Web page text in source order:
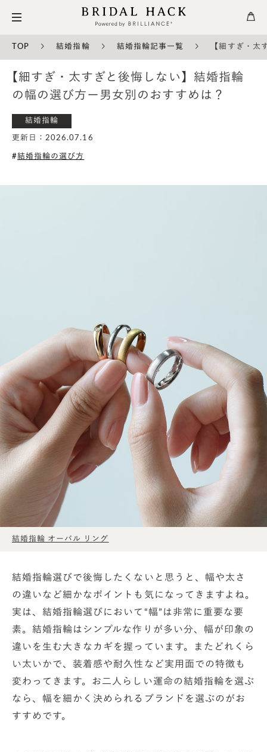
TOP 結婚指輪 結婚指輪記事一覧 【細すぎ・太
【細すぎ・太すぎと後悔しない】結婚指輪
の幅の選び方ー男女別のおすすめは？
結婚指輪
更新日：2026.07.16
結婚指輪の選び方
結婚指輪 オーバル リング
結婚指輪選びで後悔したくないと思うと、幅や太さ
の違いなど細かなポイントも気になってきますよね。
実は、結婚指輪選びにおいて“幅”は非常に重要な要
素。結婚指輪はシンプルな作りが多い分、幅が印象の
違いを生む大きなカギを握っています。またどれくら
い太いかで、装着感や耐久性など実用面での特徴も
変わってきます。お二人らしい運命の結婚指輪を選ぶ
なら、幅を細かく決められるブランドを選ぶのがお
すすめです。